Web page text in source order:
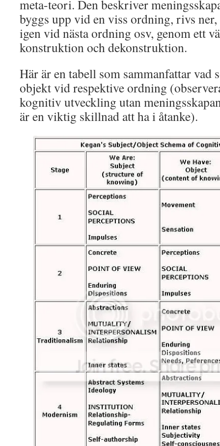
meta-teori. Den beskriver
byggs upp vid en viss ordning, rivs ner,
igen vid nästa ordning osv, genom ett
konstruktion och dekonstruktion.
Här är en tabell som sammanfattar vad
objekt vid respektive ordning
kognitiv utveckling utan
är en viktig skillnad att ha i åtanke).